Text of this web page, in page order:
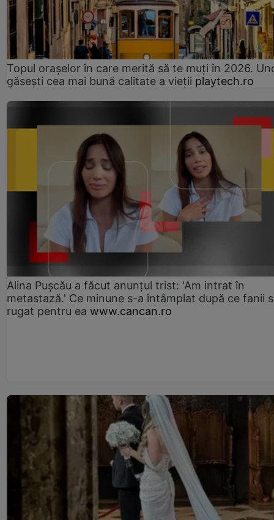
Topul orașelor în care merită să te muți în 2026.
găsești cea mai bună calitate a vieții playtech.ro
Alina Pușcău a făcut anunțul trist: 'Am intrat în
metastază.' Ce minune s-a întâmplat după ce fanii
rugat pentru ea www.cancan.ro